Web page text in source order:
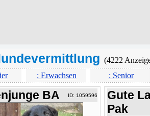
(4222
: Erwachsen : Senior
BA ID: 1059596
Gute
Pak